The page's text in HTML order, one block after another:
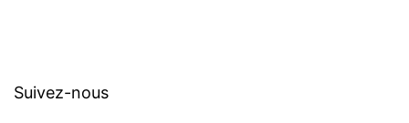
Suivez-nous